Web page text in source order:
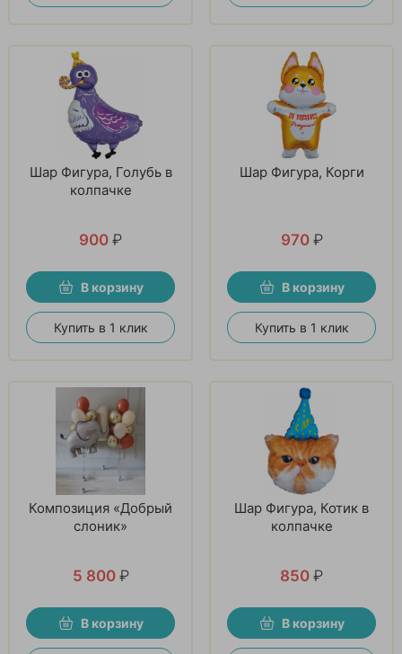
Шар Фигура, Голубь в
колпачке
900 ₽
В корзину
Купить в 1 клик
Шар Фигура, Корги
970 ₽
В корзину
Купить в 1 клик
Композиция «Добрый
слоник»
5 800 ₽
В корзину
Шар Фигура, Котик в
колпачке
850 ₽
В корзину